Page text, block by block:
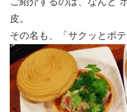
皮。
その名も、「サクッとポテ